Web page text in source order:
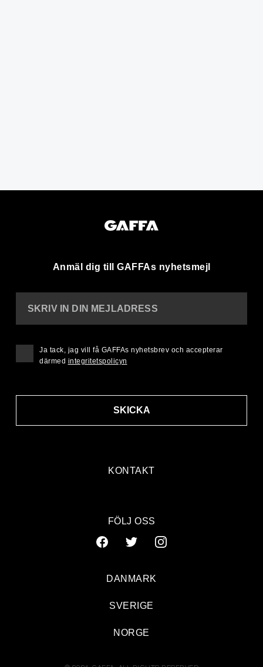
Anmäl dig till GAFFAs nyhetsmejl
KONTAKT
SKRIV IN DIN MEJLADRESS
SKICKA
Ja tack, jag vill få GAFFAs nyhetsbrev och accepterar
därmed integritetspolicyn
FÖLJ OSS
DANMARK
SVERIGE
NORGE